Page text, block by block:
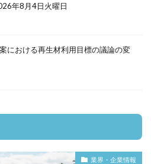
年8月4日火曜日
おける再生材利用目標の議論の変
業界・企業情報